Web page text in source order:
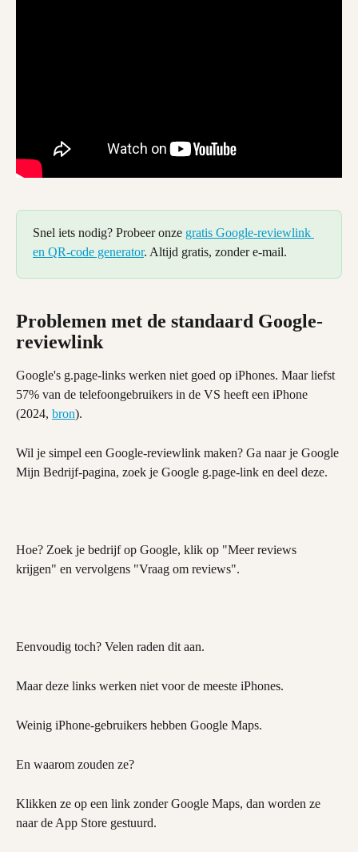
Snel iets nodig? Probeer onze gratis Google-reviewlink
en QR-code generator. Altijd gratis, zonder e-mail.
Problemen met de standaard Google-
reviewlink
Google's g.page-links werken niet goed op iPhones. Maar liefst
57% van de telefoongebruikers in de VS heeft een iPhone
(2024, bron).
Wil je simpel een Google-reviewlink maken? Ga naar je Google
Mijn Bedrijf-pagina, zoek je Google g.page-link en deel deze.
Hoe? Zoek je bedrijf op Google, klik op "Meer reviews
krijgen" en vervolgens "Vraag om reviews".
Eenvoudig toch? Velen raden dit aan.
Maar deze links werken niet voor de meeste iPhones.
Weinig iPhone-gebruikers hebben Google Maps.
En waarom zouden ze?
Klikken ze op een link zonder Google Maps, dan worden ze
naar de App Store gestuurd.